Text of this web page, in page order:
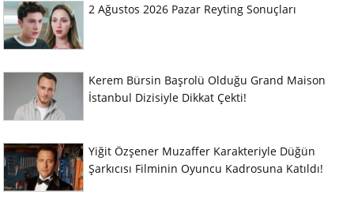
2 Ağustos 2026 Pazar Reyting Sonuçları
Kerem Bürsin Başrolü Olduğu Grand Maison
İstanbul Dizisiyle Dikkat Çekti!
Yiğit Özşener Muzaffer Karakteriyle Düğün
Şarkıcısı Filminin Oyuncu Kadrosuna Katıldı!